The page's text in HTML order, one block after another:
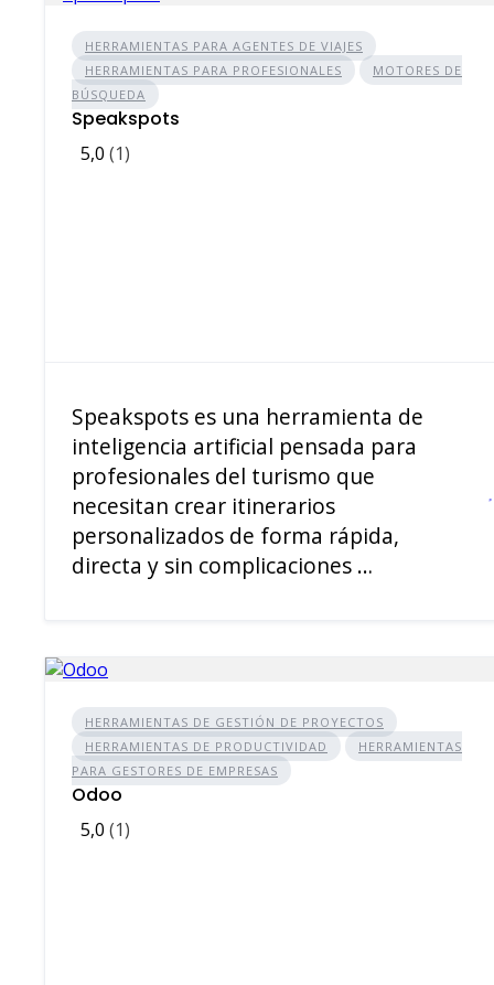
HERRAMIENTAS PARA AGENTES DE VIAJES
HERRAMIENTAS PARA PROFESIONALES
MOTORES DE
BÚSQUEDA
Speakspots
5,0 (1)
Speakspots es una herramienta de
inteligencia artificial pensada para
profesionales del turismo que
necesitan crear itinerarios
personalizados de forma rápida,
directa y sin complicaciones …
HERRAMIENTAS DE GESTIÓN DE PROYECTOS
HERRAMIENTAS DE PRODUCTIVIDAD
HERRAMIENTAS
PARA GESTORES DE EMPRESAS
Odoo
5,0 (1)